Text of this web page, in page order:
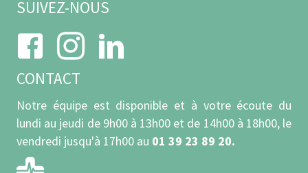
SUIVEZ-NOUS
CONTACT
Notre équipe est disponible et à votre écoute du
lundi au jeudi de 9h00 à 13h00 et de 14h00 à 18h00, le
vendredi jusqu'à 17h00 au 01 39 23 89 20.